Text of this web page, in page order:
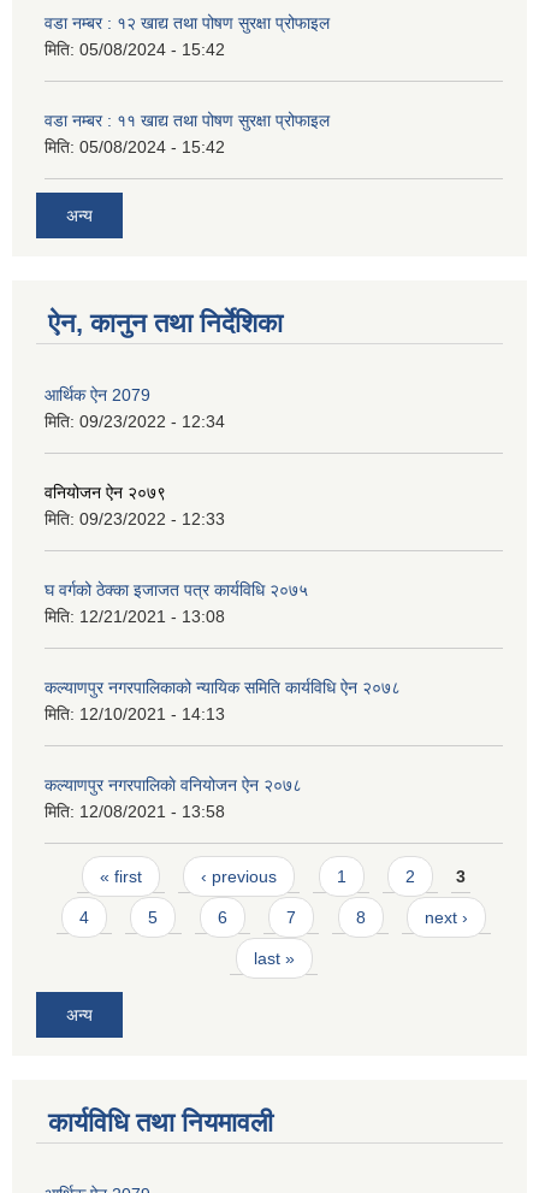
वडा नम्बर : १२ खाद्य तथा पोषण सुरक्षा प्रोफाइल
मिति: 05/08/2024 - 15:42
वडा नम्बर : ११ खाद्य तथा पोषण सुरक्षा प्रोफाइल
मिति: 05/08/2024 - 15:42
अन्य
ऐन, कानुन तथा निर्देशिका
आर्थिक ऐन 2079
मिति: 09/23/2022 - 12:34
वनियोजन ऐन २०७९
मिति: 09/23/2022 - 12:33
घ वर्गको ठेक्का इजाजत पत्र कार्यविधि २०७५
मिति: 12/21/2021 - 13:08
कल्याणपुर नगरपालिकाको न्यायिक समिति कार्यविधि ऐन २०७८
मिति: 12/10/2021 - 14:13
कल्याणपुर नगरपालिकाे वनियोजन ऐन २०७८
मिति: 12/08/2021 - 13:58
Pages
« first ‹ previous 1 2 3
4 5 6 7 8 next ›
last »
अन्य
कार्यविधि तथा नियमावली